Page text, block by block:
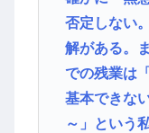
否定しない
解がある。
での残業は
基本できな
～」という